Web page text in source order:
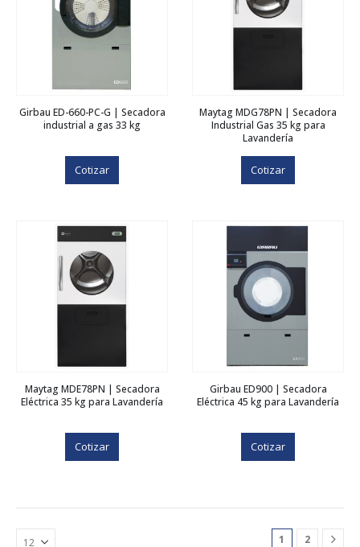
Girbau ED-660-PC-G | Secadora
industrial a gas 33 kg
Cotizar
Maytag MDG78PN | Secadora
Industrial Gas 35 kg para
Lavandería
Cotizar
Maytag MDE78PN | Secadora
Eléctrica 35 kg para Lavandería
Cotizar
Girbau ED900 | Secadora
Eléctrica 45 kg para Lavandería
Cotizar
1 2